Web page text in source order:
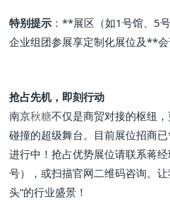
特别提示 ：**展区（如1号馆、5
企业组团参展享定制化展位及**会
抢占先机，即刻行动
南京秋糖不仅是商贸对接的枢纽
碰撞的超级舞台。目前展位招商
进行中！抢占优势展位请联系蒋
号），或扫描官网二维码咨询。
头”的行业盛景！